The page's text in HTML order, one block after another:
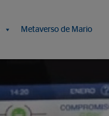
Metaverso de Mario